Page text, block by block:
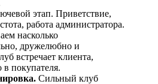
этап. Приветствие,
работа администратора.
насколько
дружелюбно и
встречает клиента,
в покупателя.
Сильный клуб